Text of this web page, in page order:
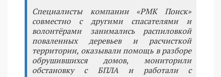
Специалисты компании «РМК Поиск»
совместно с другими спасателями и
волонтёрами занимались распиловкой
поваленных деревьев и расчисткой
территории, оказывали помощь в разборе
обрушившихся домов, мониторили
обстановку с БПЛА и работали с